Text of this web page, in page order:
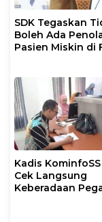
SDK Tegaskan
Boleh Ada
Pasien Miskin di
Kadis
Cek Langsung
Keberadaan